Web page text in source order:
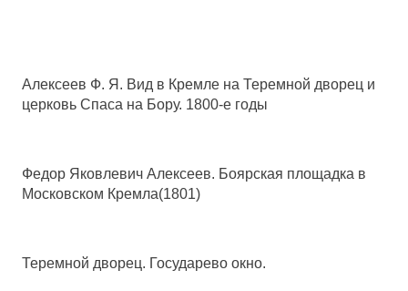
Алексеев Ф. Я. Вид в Кремле на Теремной дворец и
церковь Спаса на Бору. 1800-е годы
Федор Яковлевич Алексеев. Боярская площадка в
Московском Кремла(1801)
Теремной дворец. Государево окно.